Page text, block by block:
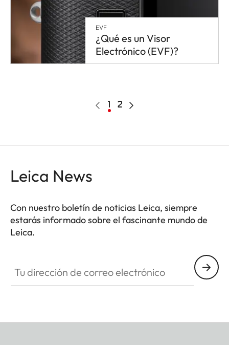
EVF
¿Qué es un Visor
Electrónico (EVF)?
Pagination
Página
Página
1 Page
2
Siguiente
Leica News
Con nuestro boletín de noticias Leica, siempre
estarás informado sobre el fascinante mundo de
Leica.